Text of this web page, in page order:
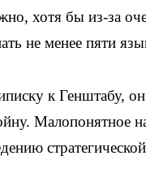
хотя бы из-за
не менее пяти
к Генштабу, он
Малопонятное